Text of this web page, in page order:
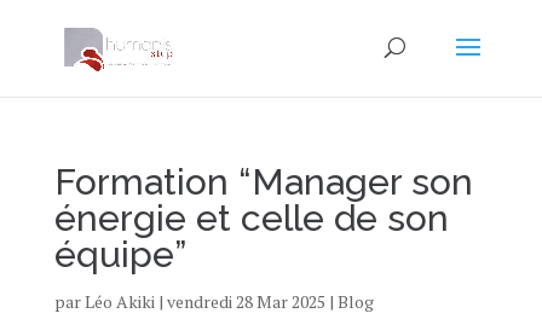
Formation “Manager son
énergie et celle de son
équipe”
parLéo Akiki| vendredi 28 Mar 2025 | Blog